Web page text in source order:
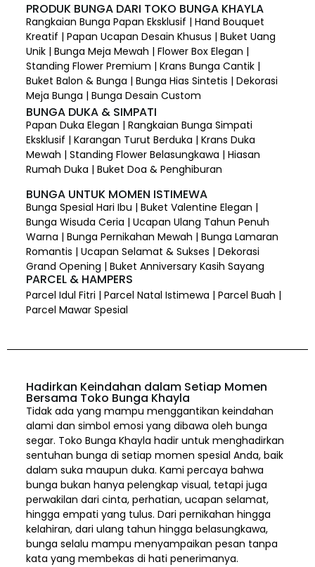
PRODUK BUNGA DARI TOKO BUNGA KHAYLA
Rangkaian Bunga Papan Eksklusif | Hand Bouquet
Kreatif | Papan Ucapan Desain Khusus | Buket Uang
Unik | Bunga Meja Mewah | Flower Box Elegan |
Standing Flower Premium | Krans Bunga Cantik |
Buket Balon & Bunga | Bunga Hias Sintetis | Dekorasi
Meja Bunga | Bunga Desain Custom
BUNGA DUKA & SIMPATI
Papan Duka Elegan | Rangkaian Bunga Simpati
Eksklusif | Karangan Turut Berduka | Krans Duka
Mewah | Standing Flower Belasungkawa | Hiasan
Rumah Duka | Buket Doa & Penghiburan
BUNGA UNTUK MOMEN ISTIMEWA
Bunga Spesial Hari Ibu | Buket Valentine Elegan |
Bunga Wisuda Ceria | Ucapan Ulang Tahun Penuh
Warna | Bunga Pernikahan Mewah | Bunga Lamaran
Romantis | Ucapan Selamat & Sukses | Dekorasi
Grand Opening | Buket Anniversary Kasih Sayang
PARCEL & HAMPERS
Parcel Idul Fitri | Parcel Natal Istimewa | Parcel Buah |
Parcel Mawar Spesial
Hadirkan Keindahan dalam Setiap Momen
Bersama Toko Bunga Khayla
Tidak ada yang mampu menggantikan keindahan
alami dan simbol emosi yang dibawa oleh bunga
segar. Toko Bunga Khayla hadir untuk menghadirkan
sentuhan bunga di setiap momen spesial Anda, baik
dalam suka maupun duka. Kami percaya bahwa
bunga bukan hanya pelengkap visual, tetapi juga
perwakilan dari cinta, perhatian, ucapan selamat,
hingga empati yang tulus. Dari pernikahan hingga
kelahiran, dari ulang tahun hingga belasungkawa,
bunga selalu mampu menyampaikan pesan tanpa
kata yang membekas di hati penerimanya.